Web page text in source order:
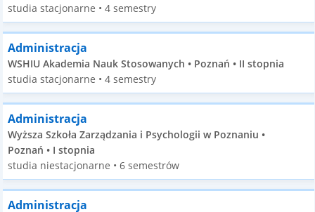
studia stacjonarne • 4 semestry
Administracja
WSHIU Akademia Nauk Stosowanych • Poznań • II stopnia
studia stacjonarne • 4 semestry
Administracja
Wyższa Szkoła Zarządzania i Psychologii w Poznaniu •
Poznań • I stopnia
studia niestacjonarne • 6 semestrów
Administracja